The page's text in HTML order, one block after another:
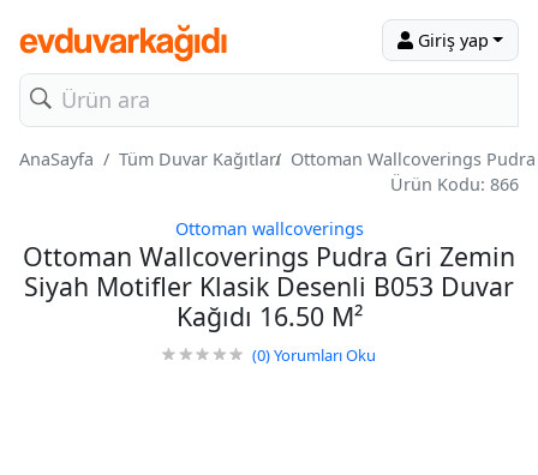
Giriş yap
AnaSayfa Tüm Duvar Kağıtları Ottoman Wallcoverings Pudra
Ürün Kodu: 866
Ottoman wallcoverings
Ottoman Wallcoverings Pudra Gri Zemin
Siyah Motifler Klasik Desenli B053 Duvar
Kağıdı 16.50 M²
(0)Yorumları Oku